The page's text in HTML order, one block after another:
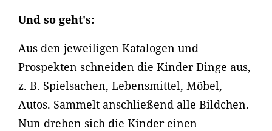
Und so geht's:
Aus den jeweiligen Katalogen und
Prospekten schneiden die Kinder Dinge aus,
z. B. Spielsachen, Lebensmittel, Möbel,
Autos. Sammelt anschließend alle Bildchen.
Nun drehen sich die Kinder einen